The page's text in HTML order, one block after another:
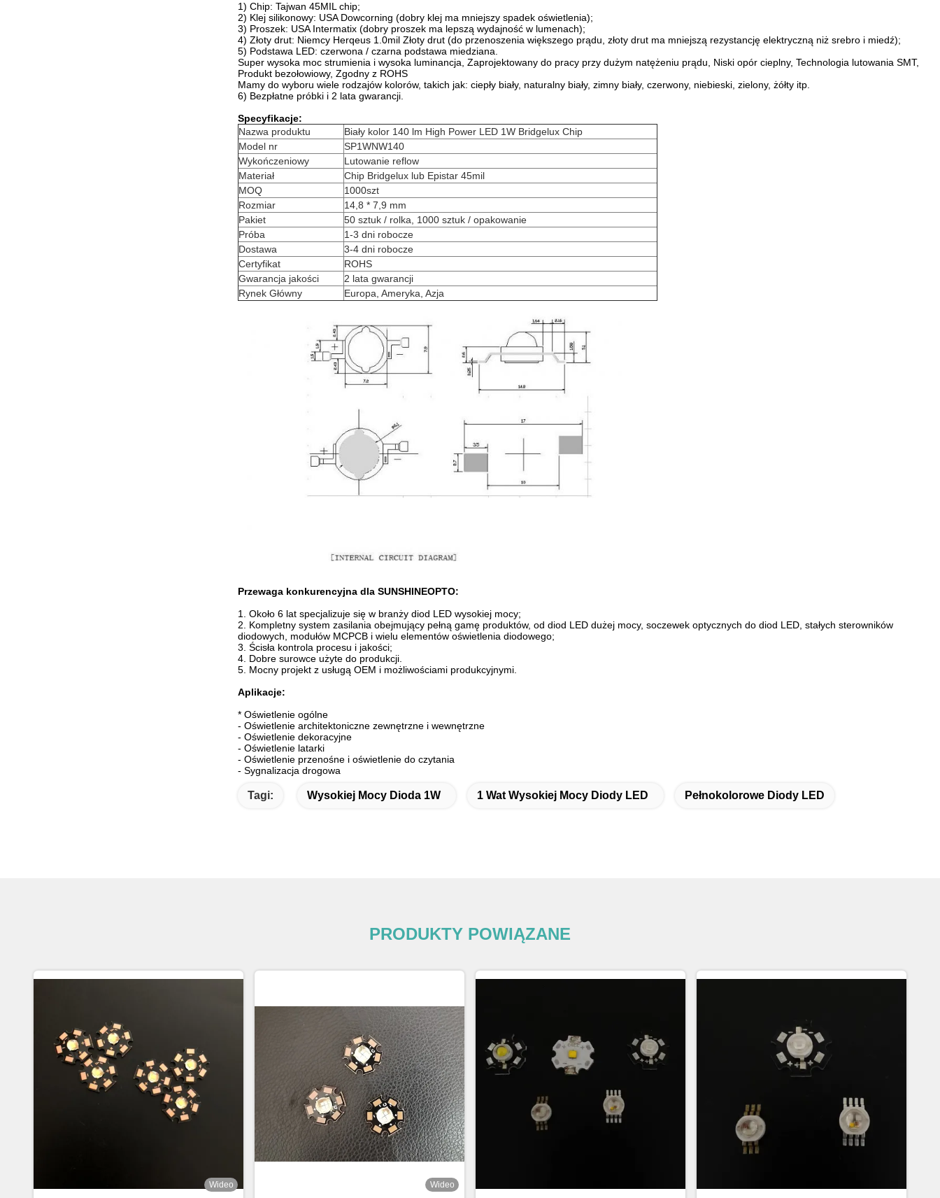
1) Chip: Tajwan 45MIL chip;
2) Klej silikonowy: USA Dowcorning (dobry klej ma mniejszy spadek oświetlenia);
3) Proszek: USA Intermatix (dobry proszek ma lepszą wydajność w lumenach);
4) Złoty drut: Niemcy Herqeus 1.0mil Złoty drut (do przenoszenia większego prądu, złoty drut ma mniejszą rezystancję elektryczną niż srebro i miedź);
5) Podstawa LED: czerwona / czarna podstawa miedziana.
Super wysoka moc strumienia i wysoka luminancja, Zaprojektowany do pracy przy dużym natężeniu prądu, Niski opór cieplny, Technologia lutowania SMT,
Produkt bezołowiowy, Zgodny z ROHS
Mamy do wyboru wiele rodzajów kolorów, takich jak: ciepły biały, naturalny biały, zimny biały, czerwony, niebieski, zielony, żółty itp.
6) Bezpłatne próbki i 2 lata gwarancji.
Specyfikacje:
Nazwa produktu
Biały kolor 140 lm High Power LED 1W Bridgelux Chip
Model nr
SP1WNW140
Wykończeniowy
Lutowanie reflow
Materiał
Chip Bridgelux lub Epistar 45mil
MOQ
1000szt
Rozmiar
14,8 * 7,9 mm
Pakiet
50 sztuk / rolka, 1000 sztuk / opakowanie
Próba
1-3 dni robocze
Dostawa
3-4 dni robocze
Certyfikat
ROHS
Gwarancja jakości
2 lata gwarancji
Rynek Główny
Europa, Ameryka, Azja
Przewaga konkurencyjna dla SUNSHINEOPTO:
1. Około 6 lat specjalizuje się w branży diod LED wysokiej mocy;
2. Kompletny system zasilania obejmujący pełną gamę produktów, od diod LED dużej mocy, soczewek optycznych do diod LED, stałych sterowników
diodowych, modułów MCPCB i wielu elementów oświetlenia diodowego;
3. Ścisła kontrola procesu i jakości;
4. Dobre surowce użyte do produkcji.
5. Mocny projekt z usługą OEM i możliwościami produkcyjnymi.
Aplikacje:
* Oświetlenie ogólne
- Oświetlenie architektoniczne zewnętrzne i wewnętrzne
- Oświetlenie dekoracyjne
- Oświetlenie latarki
- Oświetlenie przenośne i oświetlenie do czytania
- Sygnalizacja drogowa
Tagi: Wysokiej Mocy Dioda 1W 1 Wat Wysokiej Mocy Diody LED Pełnokolorowe Diody LED
PRODUKTY POWIĄZANE
Wideo Wideo